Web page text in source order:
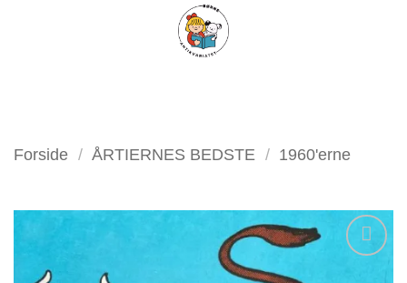
FILTER
Forside / ÅRTIERNES BEDSTE / 1960'erne